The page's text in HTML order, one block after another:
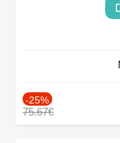
-25%
75.67€